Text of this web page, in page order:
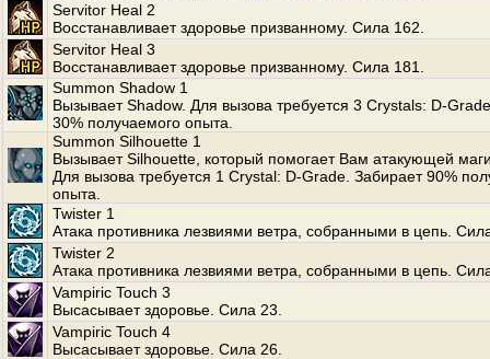
Servitor Heal 2
Восстанавливает здоровье призванному. Сила 162.
Servitor Heal 3
Восстанавливает здоровье призванному. Сила 181.
Summon Shadow 1
Вызывает Shadow. Для вызова требуется 3 Crystals: D-
30% получаемого опыта.
Summon Silhouette 1
Вызывает Silhouette, который помогает Вам атакующей
Для вызова требуется 1 Crystal: D-Grade. Забирает 90%
опыта.
Twister 1
Атака противника лезвиями ветра, собранными в цепь.
Twister 2
Атака противника лезвиями ветра, собранными в цепь.
Vampiric Touch 3
Высасывает здоровье. Сила 23.
Vampiric Touch 4
Высасывает здоровье. Сила 26.